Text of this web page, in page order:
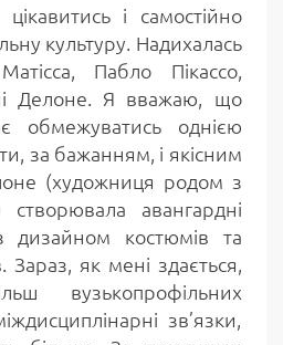
і самостійно
культуру. Надихалась
Пабло Пікассо,
Делоне. Я вважаю, що
обмежуватись однією
за бажанням, і якісним
(художниця родом з
авангардні
дизайном костюмів та
Зараз, як мені здається,
вузькопрофільних
зв’язки,